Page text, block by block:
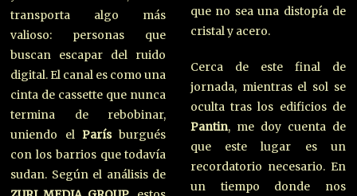
transporta algo más
valioso: personas que
buscan escapar del ruido
digital. El canal es como una
cinta de cassette que nunca
termina de rebobinar,
uniendo elParísburgués
con los barrios que todavía
sudan. Según el análisis de
que no sea una distopía de
cristal y acero.
Cerca de este final de
jornada, mientras el sol se
oculta tras los edificios de
Pantin, me doy cuenta de
que este lugar es un
recordatorio necesario. En
un tiempo donde nos